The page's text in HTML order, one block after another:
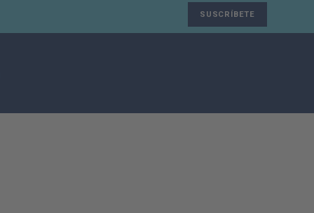
SUSCRÍBETE